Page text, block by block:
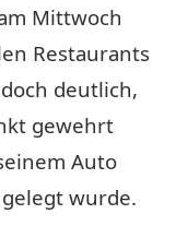
Mittwoch
Restaurants
deutlich,
gewehrt
Auto
wurde.